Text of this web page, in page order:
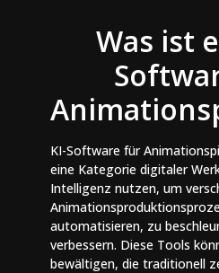
Was ist
KI-Software für
eine Kategorie digitaler
Intelligenz nutzen, um
automatisieren, zu
verbessern. Diese Tools
bewältigen, die traditionell